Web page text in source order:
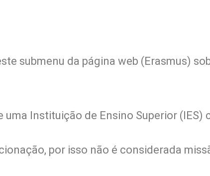
submenu da página web (Erasmus)
Instituição de Ensino Superior (IES)
por isso não é considerada